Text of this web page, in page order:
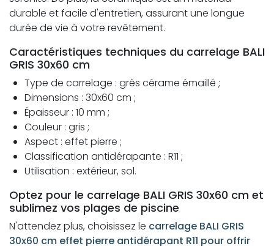
durable et facile d'entretien, assurant une longue
durée de vie à votre revêtement.
Caractéristiques techniques du carrelage BALI
GRIS 30x60 cm
Type de carrelage : grès cérame émaillé ;
Dimensions : 30x60 cm ;
Épaisseur : 10 mm ;
Couleur : gris ;
Aspect : effet pierre ;
Classification antidérapante : R11 ;
Utilisation : extérieur, sol.
Optez pour le carrelage BALI GRIS 30x60 cm et
sublimez vos plages de piscine
N'attendez plus, choisissez le carrelage BALI GRIS
30x60 cm effet pierre antidérapant R11 pour offrir